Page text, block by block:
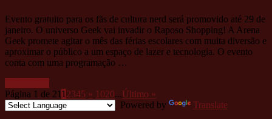
Evento gratuito para os fãs de cultura nerd será promovido até 29 de
janeiro. O universo Geek vai invadir o Raposo Shopping! A Arena
Geek promete agitar o mês das férias escolares com muita diversão e
aproximar o público a um espaço de lazer e tecnologia. O evento
conta com uma programação …
Página 1 de 211 2345 » 1020...Último »
Powered by
Translate